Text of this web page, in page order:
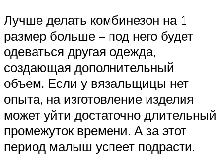
Лучше делать комбинезон на 1
размер больше – под него будет
одеваться другая одежда,
создающая дополнительный
объем. Если у вязальщицы нет
опыта, на изготовление изделия
может уйти достаточно длительный
промежуток времени. А за этот
период малыш успеет подрасти.